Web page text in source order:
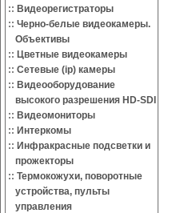
:: Видеорегистраторы
:: Черно-белые видеокамеры.
Объективы
:: Цветные видеокамеры
:: Сетевые (ip) камеры
:: Видеооборудование
высокого разрешения HD-SDI
:: Видеомониторы
:: Интеркомы
:: Инфракрасные подсветки и
прожекторы
:: Термокожухи, поворотные
устройства, пульты
управления